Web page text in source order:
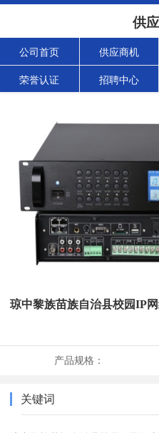
供
公司首页 供应商机
荣誉认证 招聘中心
琼中黎族苗族自治县校园IP
产品规格：
关键词